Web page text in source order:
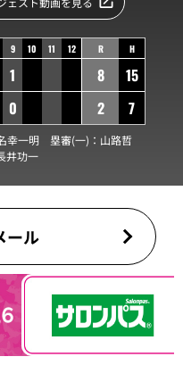
9 10 11 12
1
0
R H
8
15
2
7
幸一明 塁審(一)： 山路哲
井功一
ール